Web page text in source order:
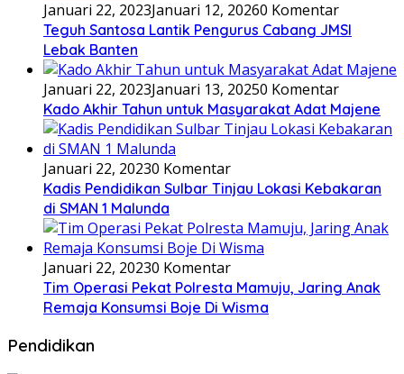
Januari 22, 2023Januari 12, 20260 Komentar
Teguh Santosa Lantik Pengurus Cabang JMSI
Lebak Banten
Januari 22, 2023Januari 13, 20250 Komentar
Kado Akhir Tahun untuk Masyarakat Adat Majene
Januari 22, 20230 Komentar
Kadis Pendidikan Sulbar Tinjau Lokasi Kebakaran
di SMAN 1 Malunda
Januari 22, 20230 Komentar
Tim Operasi Pekat Polresta Mamuju, Jaring Anak
Remaja Konsumsi Boje Di Wisma
Pendidikan